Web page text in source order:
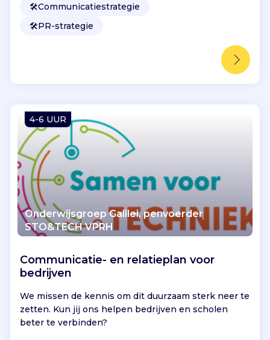
🛠️Communicatiestrategie
🛠️PR-strategie
4-6 UUR
Onderwijsgroep Galilei, penvoerder
STO&TECH VPRH
Communicatie- en relatieplan voor
bedrijven
We missen de kennis om dit duurzaam sterk neer te
zetten. Kun jij ons helpen bedrijven en scholen
beter te verbinden?